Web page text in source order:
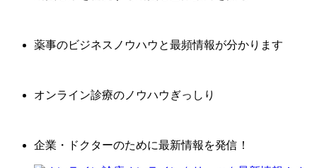
薬事のビジネスノウハウと最頻情報が分かります
オンライン診療のノウハウぎっしり
企業・ドクターのために最新情報を発信！